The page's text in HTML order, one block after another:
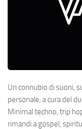
Un connubio di suoni,
personale, a cura del
Minimal techno, trip
rimandi a gospel,